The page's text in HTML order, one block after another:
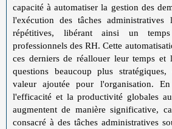
capacité à automatiser la gestion des
l'exécution des tâches
répétitives, libérant ainsi un
professionnels des RH. Cette
ces derniers de réallouer leur temps et
questions beaucoup plus
valeur ajoutée pour l'organisation. En
l'efficacité et la productivité globales
augmentent de manière significative,
consacré à des tâches administratives